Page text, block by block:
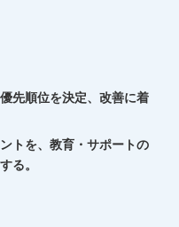
先順位を決定、改善に着
トを、教育・サポートの
る。